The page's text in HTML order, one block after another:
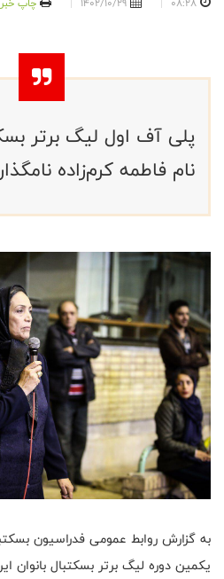
پلی آف اول لیگ برتر
نام فاطمه کرم‌زاده
به گزارش روابط عمومی فدراسیون
یکمین دوره لیگ برتر بسکتبال بانوان